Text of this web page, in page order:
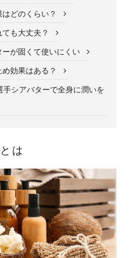
どのくらい？
も大丈夫？
が固くて使いにくい
効果はある？
シアバターで全身に潤いを
は